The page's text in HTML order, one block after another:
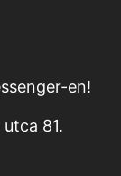
en!
81.